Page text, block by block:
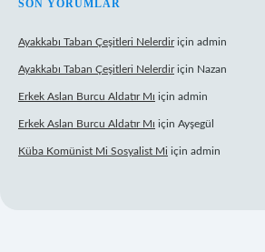
SON YORUMLAR
Ayakkabı Taban Çeşitleri Nelerdiriçin admin
Ayakkabı Taban Çeşitleri Nelerdiriçin Nazan
Erkek Aslan Burcu Aldatır Mı için admin
Erkek Aslan Burcu Aldatır Mı için Ayşegül
Küba Komünist Mi Sosyalist Mi için admin